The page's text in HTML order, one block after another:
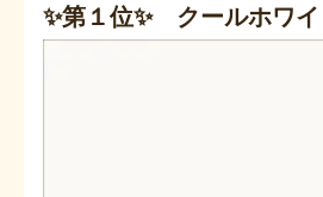
✨第１位✨ クールホワイ